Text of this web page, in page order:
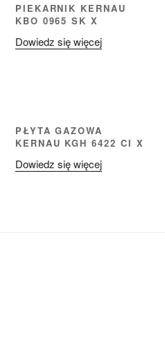
PIEKARNIK KERNAU
KBO 0965 SK X
Dowiedz się więcej
PŁYTA GAZOWA
KERNAU KGH 6422 CI X
Dowiedz się więcej